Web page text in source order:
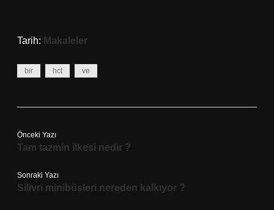
Tarih: Makaleler
bir hct ve
Önceki Yazı
Tam tazmin ilkesi nedir ?
Sonraki Yazı
Silivri minibüsleri nereden kalkıyor ?